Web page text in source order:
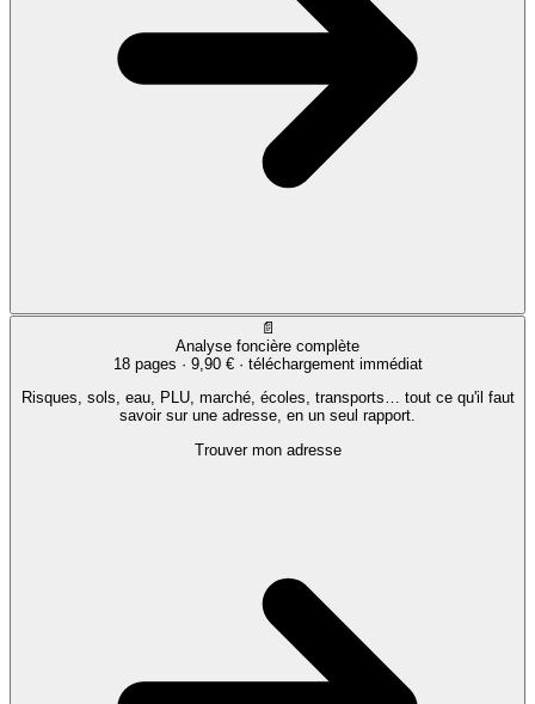
📄
Analyse foncière complète
18 pages · 9,90 €· téléchargement immédiat
Risques, sols, eau, PLU, marché, écoles, transports… tout ce qu'il faut
savoir sur une adresse, en un seul rapport.
Trouver mon adresse